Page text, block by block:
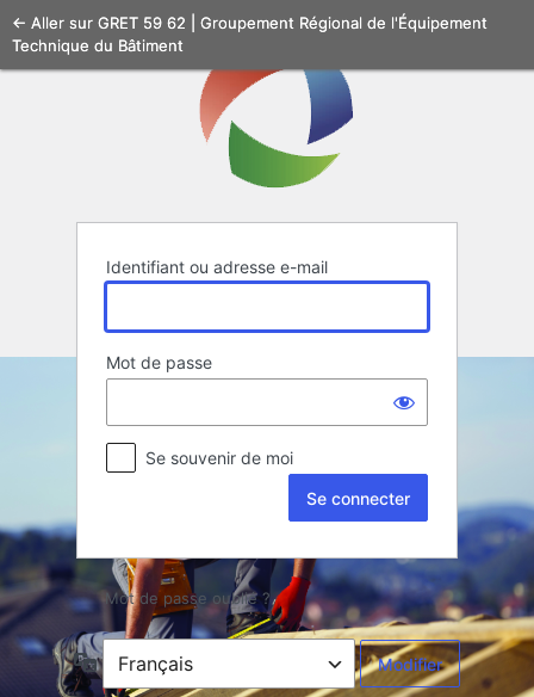
Se
connecter
Identifiant ou adresse e-mail
Mot de passe
Se souvenir de moi
Mot de passe oublié ?
← Aller sur GRET 59 62 | Groupement Régional de l'Équipement
Technique du Bâtiment
Langue